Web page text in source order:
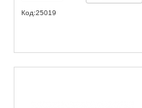
Код:25019